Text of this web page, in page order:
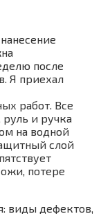
после
Я приехал
работ. Все
руль и ручка
на водной
слой
потере